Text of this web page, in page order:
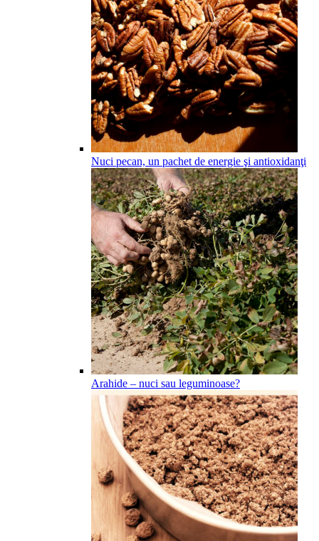
Nuci pecan, un pachet de energie şi antioxidanţi
Arahide – nuci sau leguminoase?